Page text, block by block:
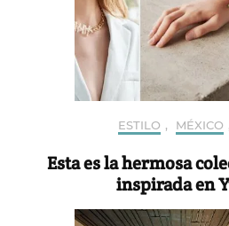
ESTILO , MÉXICO
Esta es la hermosa
inspirada en